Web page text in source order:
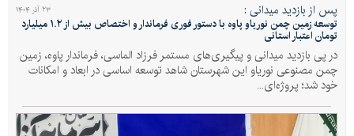
۲۳ آذر ۱۴۰۴ پس از بازدید میدانی :
توسعه زمین چمن نوریاو پاوه با دستور فوری فرماندار و اختصاص بیش از ۱.۲ میلیارد
تومان اعتبار استانی
در پی بازدید میدانی و پیگیری‌های مستمر فرزاد الماسی، فرماندار پاوه، زمین
چمن مصنوعی نوریاو این شهرستان شاهد توسعه اساسی در ابعاد و امکانات
خود شد؛ پروژه‌ای...